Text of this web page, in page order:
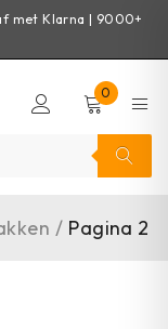
met Klarna | 9000+
0
/ Pagina 2